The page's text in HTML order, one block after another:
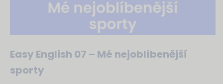
Easy English 07 – Mé nejoblíbenější
sporty